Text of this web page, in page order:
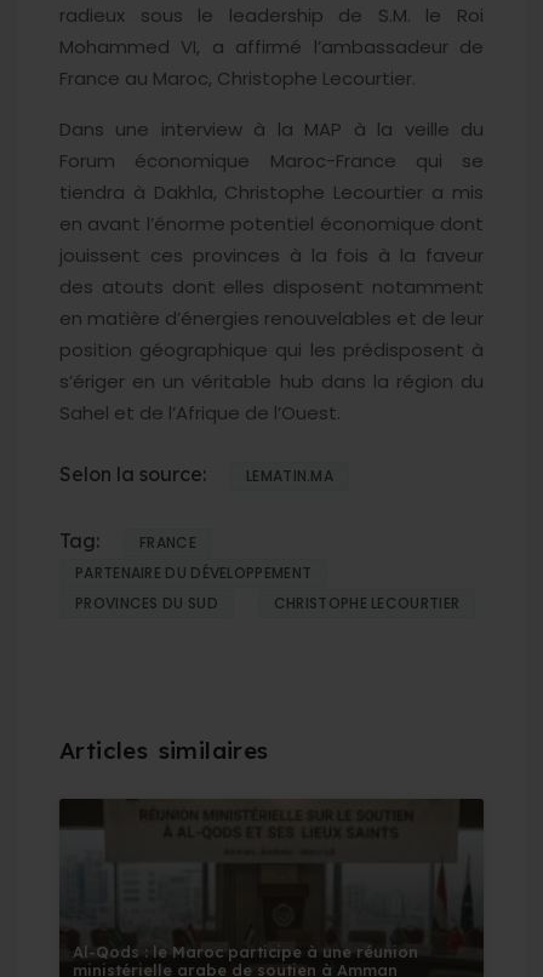
radieux sous le leadership de S.M. le Roi
Mohammed VI, a affirmé l’ambassadeur de
France au Maroc, Christophe Lecourtier.
Dans une interview à la MAP à la veille du
Forum économique Maroc-France qui se
tiendra à Dakhla, Christophe Lecourtier a mis
en avant l’énorme potentiel économique dont
jouissent ces provinces à la fois à la faveur
des atouts dont elles disposent notamment
en matière d’énergies renouvelables et de leur
position géographique qui les prédisposent à
s’ériger en un véritable hub dans la région du
Sahel et de l’Afrique de l’Ouest.
Selon la source: LEMATIN.MA
Tag:
FRANCE
PARTENAIRE DU DÉVELOPPEMENT
PROVINCES DU SUD
CHRISTOPHE LECOURTIER
Al-Qods : le Maroc participe à une réunion
ministérielle arabe de soutien à Amman